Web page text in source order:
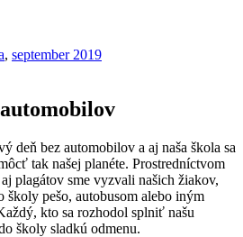
, september 2019
deň bez automobilov a aj naša škola sa
tak našej planéte. Prostredníctvom
plagátov sme vyzvali našich žiakov,
pešo, autobusom alebo iným
kto sa rozhodol splniť našu
školy sladkú odmenu.